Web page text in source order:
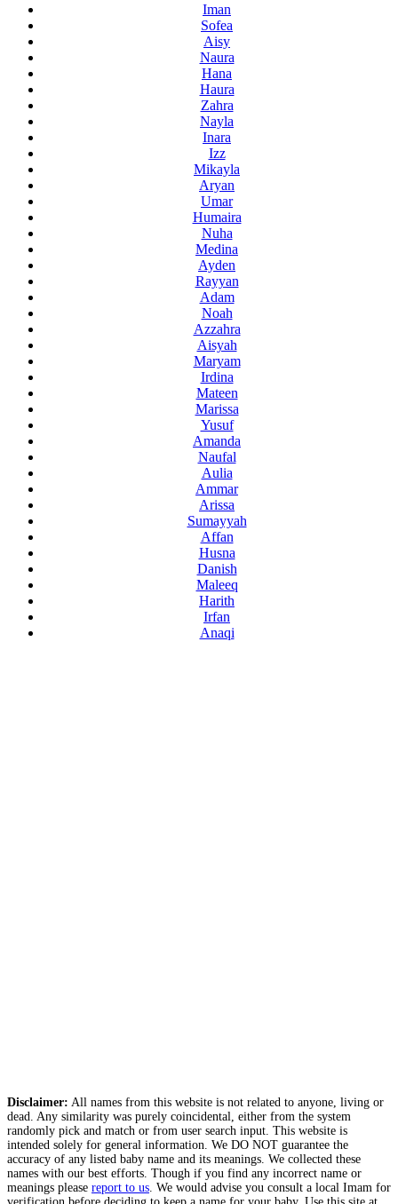
Iman
Sofea
Aisy
Naura
Hana
Haura
Zahra
Nayla
Inara
Izz
Mikayla
Aryan
Umar
Humaira
Nuha
Medina
Ayden
Rayyan
Adam
Noah
Azzahra
Aisyah
Maryam
Irdina
Mateen
Marissa
Yusuf
Amanda
Naufal
Aulia
Ammar
Arissa
Sumayyah
Affan
Husna
Danish
Maleeq
Harith
Irfan
Anaqi
Disclaimer: All names from this website is not related to anyone, living or
dead. Any similarity was purely coincidental, either from the system
randomly pick and match or from user search input. This website is
intended solely for general information. We DO NOT guarantee the
accuracy of any listed baby name and its meanings. We collected these
names with our best efforts. Though if you find any incorrect name or
meanings please report to us . We would advise you consult a local Imam for